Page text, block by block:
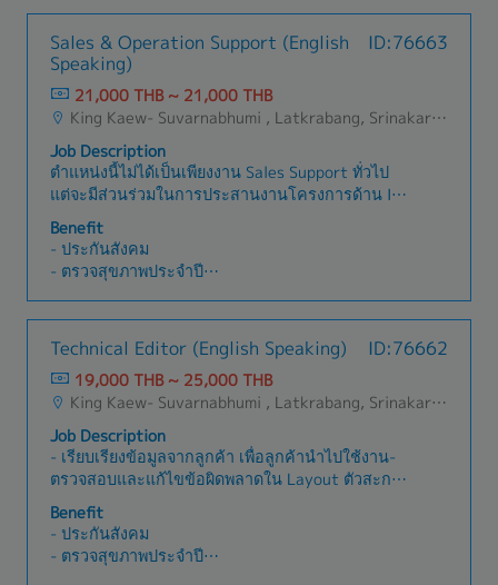
Sales & Operation Support (English
Speaking)
ID:76663
21,000 THB ~ 21,000 THB
King Kaew- Suvarnabhumi , Latkrabang, Srinakarin - Pattanakarn - Pravet, Bangna, All Airport Link Lines, Ramkhamhaeng/Bangkapi/Bueng Kum, Khlong Sam Wa, Khan Na Yao, Saphan Sung, Min Buri, Nong Chok, Suan Luang
Job Description
ตำแหน่งนี้ไม่ได้เป็นเพียงงาน Sales Support ทั่วไป
แต่จะมีส่วนร่วมในการประสานงานโครงการด้าน IT
การจัดทำเอกสารความต้องการของลูกค้า และการ
สนับสนุนงานด้าน Visual Design1. สนับสนุนงาน
ขายและงานธุรการ (Sales & Back-Office Support)-
จัดทำใบเสนอราคา (Quotation) และออกใบแจ้งหนี้
(Invoice)- อัปเดตและดูแลรายงานผลการขาย (Sales
นำเสนอ (Proposal & Presentation)- ดูแลตาราง
โครงการ (Project Schedule) และข้อมูลลูกค้า-
ประสานงานกับลูกค้าปัจจุบันเกี่ยวกับโครงการที่กำลัง
ดำเนินการ- ประสานงานกับพาร์ทเนอร์ภายนอก (OS
Partners) เกี่ยวกับกำหนดส่งงาน การขอใบเสนอ
ราคา การตรวจสอบเนื้อหา และการควบคุมคุณภาพ
(QC)2. สนับสนุนการบริหารโครงการ (Project
Management Support)- สนับสนุนการบริหาร
โครงการด้าน IT เช่น การวางแผนงาน การติดตาม
ความคืบหน้า และการประสานงานกับผู้เกี่ยวข้อง- จัด
ทำและดูแลเอกสาร Requirement Definition-
Benefit
- ประกันสังคม
- ตรวจสุขภาพประจำปี
- โบนัสขึ้นอยู่กับผลงานของบริษัท
- โอที
- ค่าอาหาร
- ค่าเดินทาง
- กองทุนสำรองเลี้ยงชีพ
- กิจกรรมทีม
- ท่องเที่ยวประจำปี 1 ครั้ง/ปี
- วันกีฬาสี งานเลี้ยงปีใหม่
- รางวัลทักษะภาษา
- เงินช่วยเหลือเพื่อพัฒนาทักษะ
(งานแต่งงาน/งานศพ/ทุนการศึกษา/ค่าเลี้ยงดูบุตร)
Technical Editor (English Speaking) ID:76662
19,000 THB ~ 25,000 THB
King Kaew- Suvarnabhumi , Latkrabang, Srinakarin - Pattanakarn - Pravet, Bangna, All Airport Link Lines, Ramkhamhaeng/Bangkapi/Bueng Kum, Khlong Sam Wa, Khan Na Yao, Saphan Sung, Min Buri, Nong Chok, Suan Luang
Job Description
- เรียบเรียงข้อมูลจากลูกค้า เพื่อลูกค้านำไปใช้งาน-
ตรวจสอบและแก้ไขข้อผิดพลาดใน Layout ตัวสะกด
เครื่องหมายวรรคตอน และไวยากรณ์- ติดต่อลูกค้า
เพื่อหารือเกี่ยวกับ Project ที่ได้รับมอบหมายและแก้ไข
ปัญหาที่พบ
Benefit
- ประกันสังคม
- ตรวจสุขภาพประจำปี